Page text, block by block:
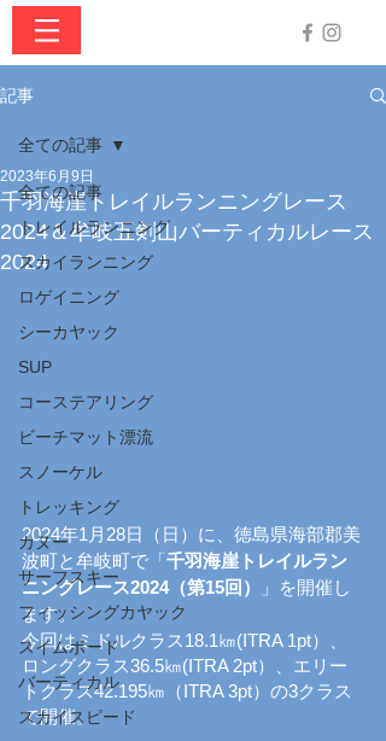
記事
全ての記事
トレイルランニング
スカイランニング
ロゲイニング
シーカヤック
SUP
コーステアリング
ビーチマット漂流
スノーケル
トレッキング
カヌー
サーフスキー
フィッシングカヤック
スイムボード
バーティカル
スカイスピード
全ての記事
千羽海崖トレイルランニングレース
2024＆牟岐五剣山バーティカルレース
2024
2023年6月9日
2024年1月28日（日）に、徳島県海部郡美
波町と牟岐町で「千羽海崖トレイルラン
ニングレース2024（第15回）
」を開催し
ます。
今回はミドルクラス18.1㎞(ITRA 1pt）、
ロングクラス36.5㎞(ITRA 2pt）、エリー
トクラス42.195㎞（ITRA 3pt）の3クラス
で開催。